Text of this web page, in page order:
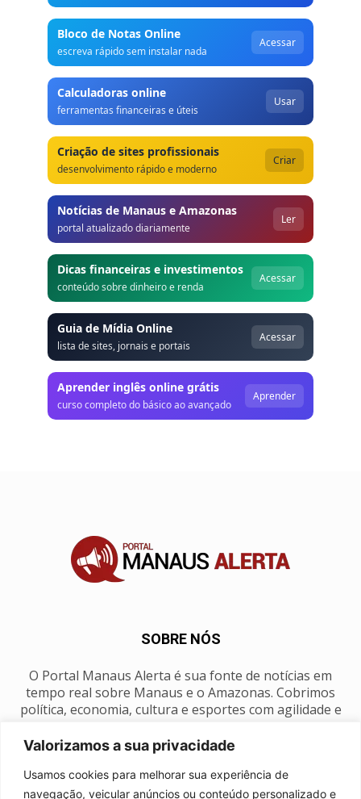
Valorizamos a sua privacidade
Usamos cookies para melhorar sua experiência de
navegação, veicular anúncios ou conteúdo personalizado e
Bloco de Notas Online
escreva rápido sem instalar nada
Acessar
Calculadoras online
ferramentas financeiras e úteis
Usar
Criação de sites profissionais
desenvolvimento rápido e moderno
Criar
Notícias de Manaus e Amazonas
portal atualizado diariamente
Ler
Dicas financeiras e investimentos
conteúdo sobre dinheiro e renda
Acessar
Guia de Mídia Online
lista de sites, jornais e portais
Acessar
Aprender inglês online grátis
curso completo do básico ao avançado
Aprender
SOBRE NÓS
O Portal Manaus Alerta é sua fonte de notícias em
tempo real sobre Manaus e o Amazonas. Cobrimos
política, economia, cultura e esportes com agilidade e